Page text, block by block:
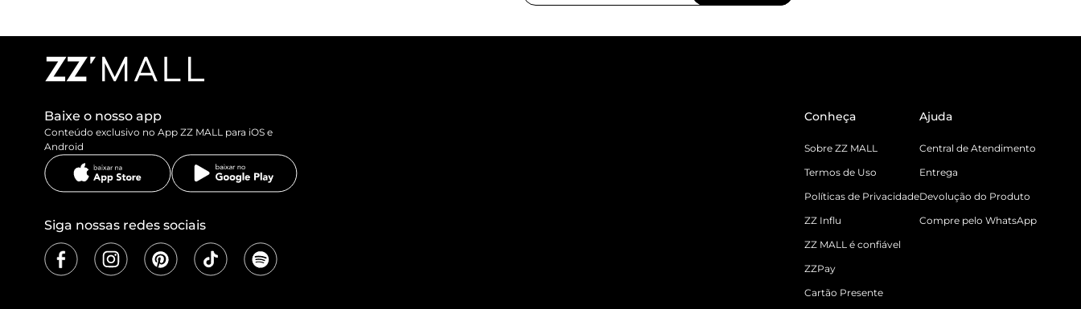
Baixe o nosso app
Conteúdo exclusivo no App ZZ MALL para iOS e
Android
Siga nossas redes sociais
Conheça
Sobre ZZ MALL
Termos de Uso
Políticas de Privacidade
ZZ Influ
ZZ MALL é confiável
ZZPay
Cartão Presente
Ajuda
Central de Atendimento
Entrega
Devolução do Produto
Compre pelo WhatsApp